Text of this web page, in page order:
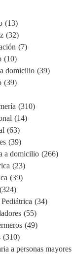
(13)
(32)
(7)
(10)
domicilio (39)
(39)
(310)
(14)
(63)
(39)
a domicilio (266)
(23)
(39)
(324)
(34)
(55)
(49)
(310)
a personas mayores